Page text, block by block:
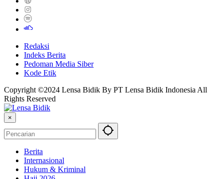
Redaksi
Indeks Berita
Pedoman Media Siber
Kode Etik
Copyright ©2024 Lensa Bidik By PT Lensa Bidik Indonesia All
Rights Reserved
×
Berita
Internasional
Hukum & Kriminal